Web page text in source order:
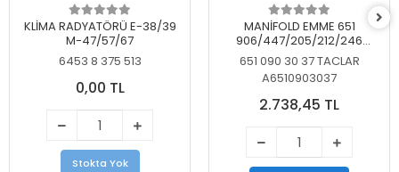
KLİMA RADYATÖRÜ E-38/39
M-47/57/67
6453 8 375 513
0,00 TL
Stokta Yok
MANİFOLD EMME 651
906/447/205/212/246
KELEBEKSİZ
651 090 30 37 TACLAR
A6510903037
2.738,45 TL